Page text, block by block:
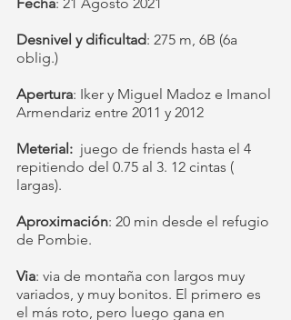
Desnivel y dificultad: 275 m, 6B (6a
oblig.)
Apertura: Iker y Miguel Madoz e Imanol
Armendariz entre 2011 y 2012
Meterial:
  juego de friends hasta el 4
repitiendo del 0.75 al 3. 12 cintas (
largas).
Aproximación: 20 min desde el refugio
de Pombie.
Via: via de montaña con largos muy
variados, y muy bonitos. El primero es
el más roto, pero luego gana en